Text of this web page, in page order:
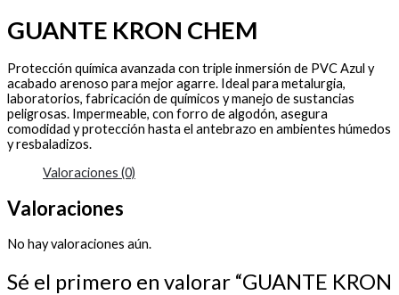
GUANTE KRON CHEM
Protección química avanzada con triple inmersión de PVC Azul y
acabado arenoso para mejor agarre. Ideal para metalurgia,
laboratorios, fabricación de químicos y manejo de sustancias
peligrosas. Impermeable, con forro de algodón, asegura
comodidad y protección hasta el antebrazo en ambientes húmedos
y resbaladizos.
Valoraciones (0)
Valoraciones
No hay valoraciones aún.
Sé el primero en valorar “GUANTE KRON